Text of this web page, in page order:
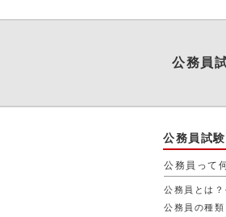
公務員
公務員試験
公務員って
公務員とは
公務員の種類